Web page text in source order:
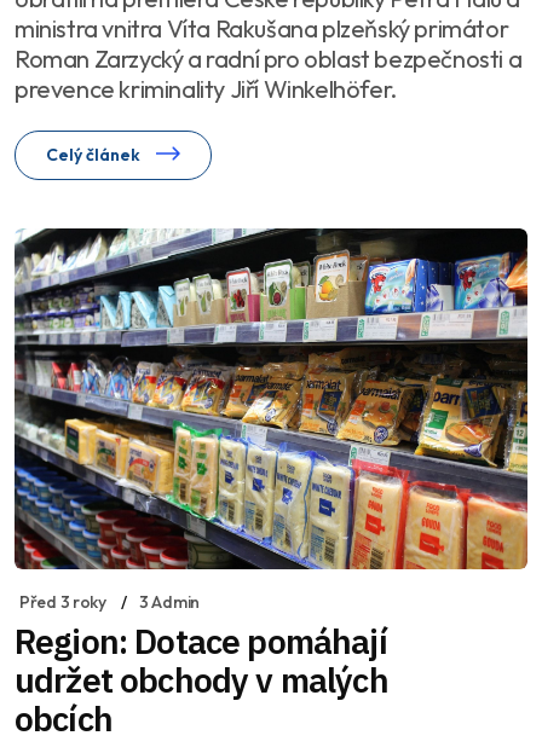
ministra vnitra Víta Rakušana plzeňský primátor
Roman Zarzycký a radní pro oblast bezpečnosti a
prevence kriminality Jiří Winkelhöfer.
Celý článek
Před 3 roky 3 Admin
Region: Dotace pomáhají
udržet obchody v malých
obcích